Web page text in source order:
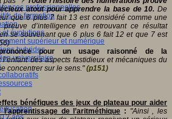
professionnelles
de formation
et évolutions
supérieur et numérique
hybrides
universitaire
ans
atout pour apprendre la base de 10. De
que 6 plus 7 fait 13 est considéré comme une
d’intelligence en retrouvant ce résultat
se souvenant que 6 plus 6 fait 12 et que 7 est
pour un usage raisonné de la
des aspects fastidieux et mécaniques du
concentrer sur le sens."(p151)
bénéfiques des jeux de plateau pour aider
de l’aritméthique : "Ainsi , les